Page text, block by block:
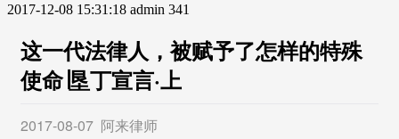
2017-12-08 15:31:18 admin 341
这一代法律人，被赋予了怎样的特殊
使命∣垦丁宣言·上
2017-08-07 阿来律师